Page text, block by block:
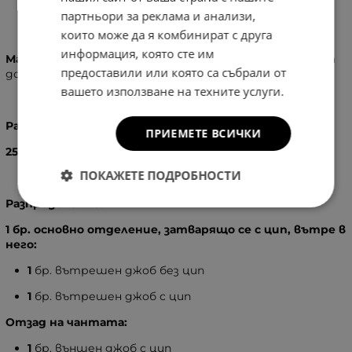
Информация
Материал:Висок клас еко кожа, изключително мека на
допир
Размери:
25
Разпределение:
1 бр. основно отделение, затварящо се с цип, вътре в
него:
1 бр. вътрешен джоб без цип
1 бр. вътрешен джоб с цип
Отзад на чантата:
1 бр. външен джоб с цип
партньори за реклама и анализи,
които може да я комбинират с друга
информация, която сте им
предоставили или която са събрали от
вашето използване на техните услуги.
ПРИЕМЕТЕ ВСИЧКИ
ПОКАЖЕТЕ ПОДРОБНОСТИ